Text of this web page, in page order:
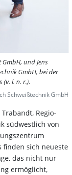
Regio-
südwestlich von
finden sich neueste
das nicht nur
ermöglicht,
und Jens
GmbH, bei der
(v. l. n. r.).
Schweißtechnik GmbH